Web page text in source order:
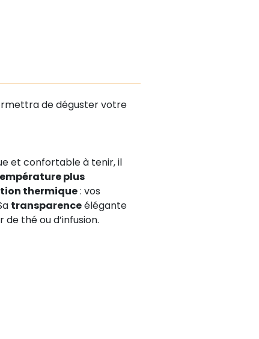
de déguster votre
et confortable à tenir, il
plus
thermique: vos
transparenceélégante
thé ou d’infusion.